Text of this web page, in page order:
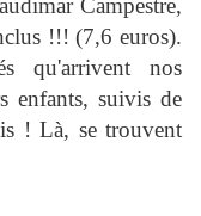
Campestre,
!!! (7,6 euros).
qu'arrivent nos
enfants, suivis de
! Là, se trouvent